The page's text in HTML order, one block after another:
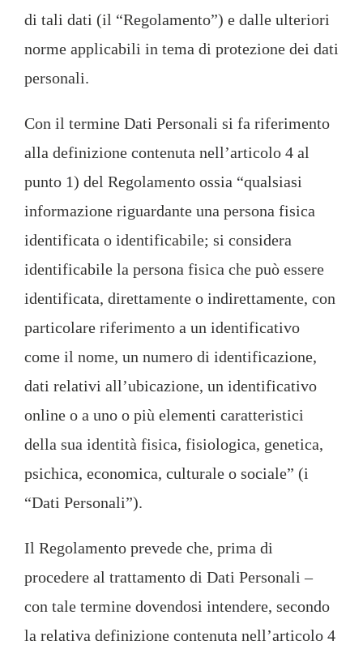
di tali dati (il “Regolamento”) e dalle ulteriori
norme applicabili in tema di protezione dei dati
personali.
Con il termine Dati Personali si fa riferimento
alla definizione contenuta nell’articolo 4 al
punto 1) del Regolamento ossia “qualsiasi
informazione riguardante una persona fisica
identificata o identificabile; si considera
identificabile la persona fisica che può essere
identificata, direttamente o indirettamente, con
particolare riferimento a un identificativo
come il nome, un numero di identificazione,
dati relativi all’ubicazione, un identificativo
online o a uno o più elementi caratteristici
della sua identità fisica, fisiologica, genetica,
psichica, economica, culturale o sociale” (i
“Dati Personali”).
Il Regolamento prevede che, prima di
procedere al trattamento di Dati Personali –
con tale termine dovendosi intendere, secondo
la relativa definizione contenuta nell’articolo 4